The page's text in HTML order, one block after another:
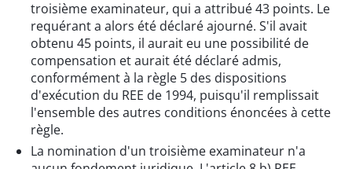
troisième examinateur, qui a attribué 43 points. Le
requérant a alors été déclaré ajourné. S'il avait
obtenu 45 points, il aurait eu une possibilité de
compensation et aurait été déclaré admis,
conformément à la règle 5 des dispositions
d'exécution du REE de 1994, puisqu'il remplissait
l'ensemble des autres conditions énoncées à cette
règle.
La nomination d'un troisième examinateur n'a